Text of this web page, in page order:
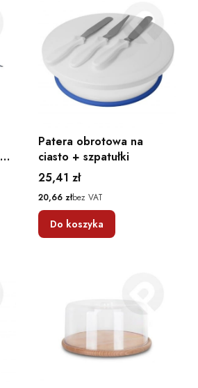
Patera obrotowa na
ciasto + szpatułki
Cena
25,41 zł
Cena
20,66 złbez VAT
Do koszyka